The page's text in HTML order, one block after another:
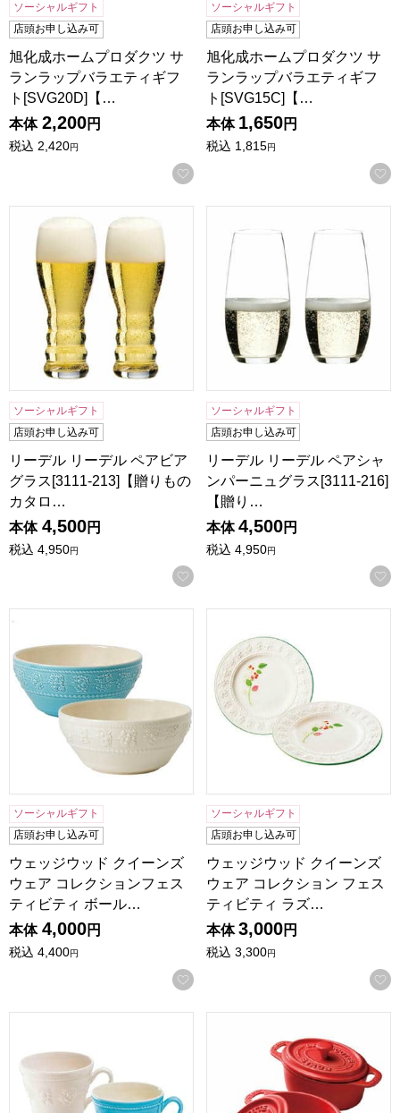
ソーシャルギフト
店頭お申し込み可
旭化成ホームプロダクツ サ
ランラップバラエティギフ
ト[SVG20D]【…
本体 2,200円
税込 2,420円
お気に入りに登録する
ソーシャルギフト
店頭お申し込み可
旭化成ホームプロダクツ サ
ランラップバラエティギフ
ト[SVG15C]【…
本体 1,650円
税込 1,815円
リーデル リーデル ペアビアグラス[3111-213]【贈りものカ
ソーシャルギフト
店頭お申し込み可
リーデル リーデル ペアビア
グラス[3111-213]【贈りもの
カタロ…
本体 4,500円
税込 4,950円
お気に入りに登録する
ソーシャルギフト
店頭お申し込み可
リーデル リーデル ペアシャ
ンパーニュグラス[3111-216]
【贈り…
本体 4,500円
税込 4,950円
ウェッジウッド クイーンズウェア コレクションフェステ
ソーシャルギフト
店頭お申し込み可
ウェッジウッド クイーンズ
ウェア コレクションフェス
ティビティ ボール…
本体 4,000円
税込 4,400円
お気に入りに登録する
ソーシャルギフト
店頭お申し込み可
ウェッジウッド クイーンズ
ウェア コレクション フェス
ティビティ ラズ…
本体 3,000円
税込 3,300円